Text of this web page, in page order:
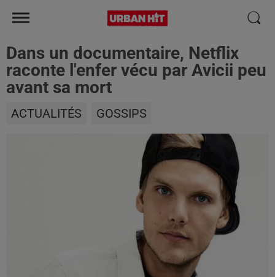
Dans un documentaire, Netflix
raconte l'enfer vécu par Avicii peu
avant sa mort
ACTUALITÉS GOSSIPS